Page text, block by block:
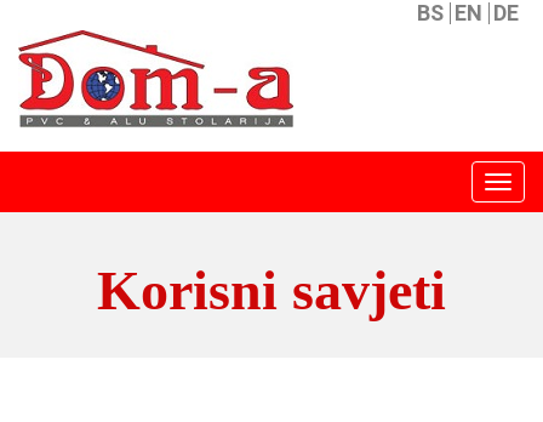
BS EN DE
Menu
Korisni savjeti